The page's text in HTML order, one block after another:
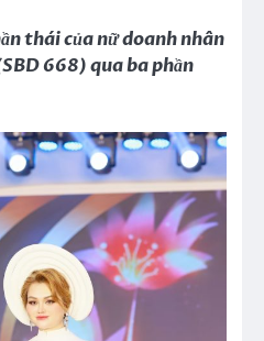
thái của nữ doanh nhân
668) qua ba phần